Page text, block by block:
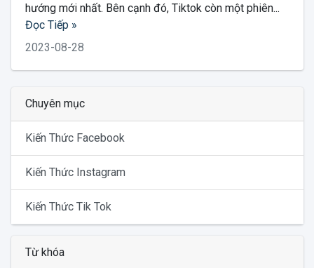
hướng mới nhất. Bên cạnh đó, Tiktok còn một phiên...
Đọc Tiếp »
2023-08-28
Chuyên mục
Kiến Thức Facebook
Kiến Thức Instagram
Kiến Thức Tik Tok
Từ khóa